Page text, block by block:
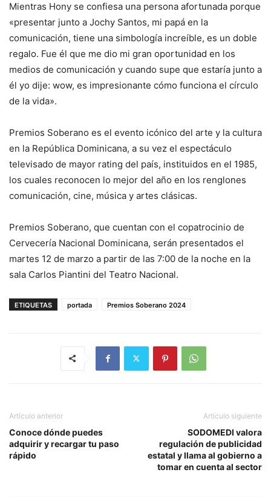
Mientras Hony se confiesa una persona afortunada porque
«presentar junto a Jochy Santos, mi papá en la
comunicación, tiene una simbología increíble, es un doble
regalo. Fue él que me dio mi gran oportunidad en los
medios de comunicación y cuando supe que estaría junto a
él yo dije: wow, es impresionante cómo funciona el círculo
de la vida».
Premios Soberano es el evento icónico del arte y la cultura
en la República Dominicana, a su vez el espectáculo
televisado de mayor rating del país, instituidos en el 1985,
los cuales reconocen lo mejor del año en los renglones
comunicación, cine, música y artes clásicas.
Premios Soberano, que cuentan con el copatrocinio de
Cervecería Nacional Dominicana, serán presentados el
martes 12 de marzo a partir de las 7:00 de la noche en la
sala Carlos Piantini del Teatro Nacional.
ETIQUETAS portada Premios Soberano 2024
Artículo anterior
Conoce dónde puedes
adquirir y recargar tu paso
rápido
Artículo siguiente
SODOMEDI valora
regulación de publicidad
estatal y llama al gobierno a
tomar en cuenta al sector